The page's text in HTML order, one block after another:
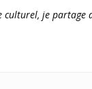
je partage